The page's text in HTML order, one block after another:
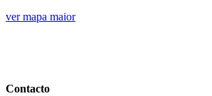
statecla.png
ver mapa maior
Contacto